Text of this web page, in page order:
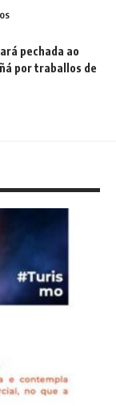
pechada ao
por traballos de